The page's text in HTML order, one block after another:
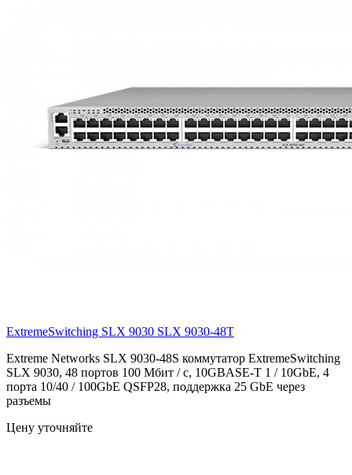
ExtremeSwitching SLX 9030 SLX 9030-48T
Extreme Networks SLX 9030-48S коммутатор ExtremeSwitching
SLX 9030, 48 портов 100 Мбит / с, 10GBASE-T 1 / 10GbE, 4
порта 10/40 / 100GbE QSFP28, поддержка 25 GbE через
разъемы
Цену уточняйте